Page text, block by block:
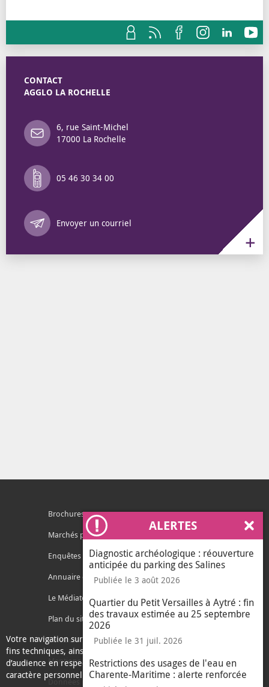
Votre navigation sur ce site nécessite l’usage de cookies pour des
fins techniques, ainsi que des cookies anonymisés de mesure
d’audience en respect de la législation relative aux données à
caractère personnel.
ALERTES
Diagnostic archéologique : réouverture
anticipée du parking des Salines
Publiée le 3 août 2026
Quartier du Petit Versailles à Aytré : fin
des travaux estimée au 25 septembre
2026
Publiée le 31 juil. 2026
Restrictions des usages de l'eau en
Charente-Maritime : alerte renforcée
CONTACT
AGGLO LA ROCHELLE
6, rue Saint-Michel
17000 La Rochelle
05 46 30 34 00
Envoyer un courriel
Annuaire
Brochures
Marchés publics
Enquêtes publiques
Annuaire des services
Le Médiateur de l'Agglo
Plan du site
Contacter l'agglo
Mentions légales